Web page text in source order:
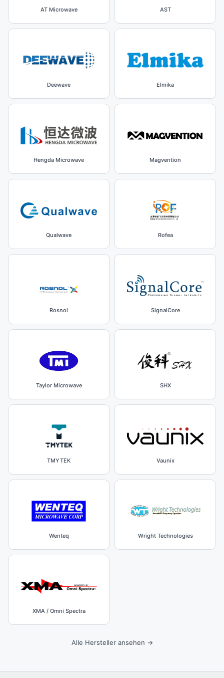
AT Microwave AST
Deewave Elmika
Hengda Microwave Magvention
Qualwave Rofea
Rosnol SignalCore
Taylor Microwave SHX
TMYTEK Vaunix
Wenteq Wright Technologies
XMA / Omni Spectra
Alle Hersteller ansehen →